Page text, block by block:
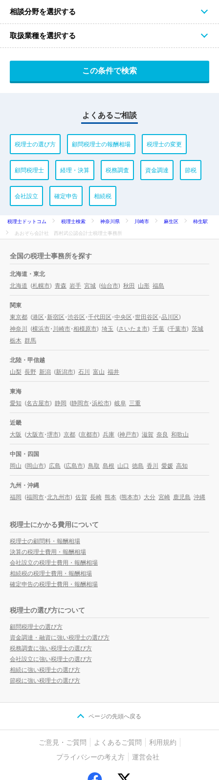
相談分野を選択する
取扱業種を選択する
よくあるご相談
税理士の選び方 顧問税理士の報酬相場 税理士の変更
顧問税理士 経理・決算 税務調査 資金調達 節税
会社設立 確定申告 相続税
税理士ドットコム 税理士検索 神奈川県 川崎市 麻生区
柿生駅
あおぞら会計社 西村武公認会計士税理士事務所
全国の税理士事務所を探す
北海道・東北
北海道 (札幌市) 青森 岩手 宮城 (仙台市) 秋田 山形 福島
関東
東京都 (港区・新宿区・渋谷区・千代田区・中央区・世田谷区・品川区)
神奈川 (横浜市・川崎市・相模原市) 埼玉 (さいたま市) 千葉 (千葉市) 茨城
栃木 群馬
北陸・甲信越
山梨 長野 新潟 (新潟市) 石川 富山 福井
東海
愛知 (名古屋市) 静岡 (静岡市・浜松市) 岐阜 三重
近畿
大阪 (大阪市・堺市) 京都 (京都市) 兵庫 (神戸市) 滋賀 奈良 和歌山
中国・四国
岡山 (岡山市) 広島 (広島市) 鳥取 島根 山口 徳島 香川 愛媛 高知
九州・沖縄
福岡 (福岡市・北九州市) 佐賀 長崎 熊本 (熊本市) 大分 宮崎 鹿児島 沖縄
税理士にかかる費用について
税理士の顧問料・報酬相場
決算の税理士費用・報酬相場
会社設立の税理士費用・報酬相場
相続税の税理士費用・報酬相場
確定申告の税理士費用・報酬相場
税理士の選び方について
顧問税理士の選び方
資金調達・融資に強い税理士の選び方
税務調査に強い税理士の選び方
会社設立に強い税理士の選び方
相続に強い税理士の選び方
節税に強い税理士の選び方
ページの先頭へ戻る
ご意見・ご質問 よくあるご質問
利用規約
プライバシーの考え方
運営会社